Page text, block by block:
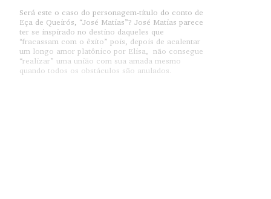
Será este o caso do personagem-título do conto de
Eça de Queirós, “José Matias”? José Matias parece
ter se inspirado no destino daqueles que
“fracassam com o êxito” pois, depois de acalentar
um longo amor platônico por Elisa, não consegue
“realizar” uma união com sua amada mesmo
quando todos os obstáculos são anulados.